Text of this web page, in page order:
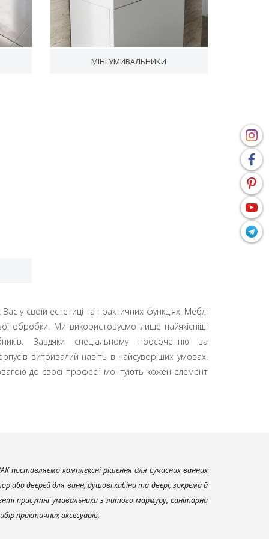
МІНІ УМИВАЛЬНИКИ
у своїй естетиці та практичних функціях. Меблі
обробки. Ми використовуємо лише найякісніші
Завдяки спеціальному просоченню за
витривалий навіть в найсуворіших умовах.
до своєї професії монтують кожен елемент
поставляємо комплексні рішення для сучасних ванних
або дверей для ванн, душові кабіни та двері, зокрема й
присутні умивальники з литого мармуру, санітарна
практичних аксесуарів.